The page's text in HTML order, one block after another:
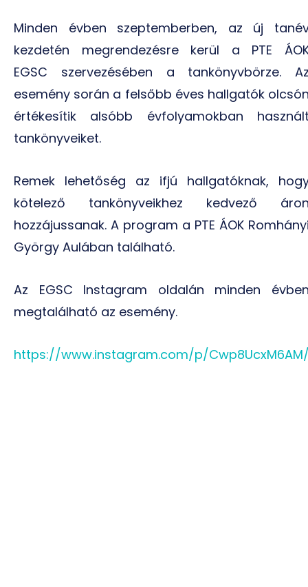
Minden évben szeptemberben, az új
kezdetén megrendezésre kerül a PTE
EGSC szervezésében a tankönyvbörze.
esemény során a felsőbb éves hallgatók
értékesítik alsóbb évfolyamokban
tankönyveiket.
Remek lehetőség az ifjú hallgatóknak,
kötelező tankönyveikhez kedvező
hozzájussanak. A program a PTE ÁOK
György Aulában található.
Az EGSC Instagram oldalán minden
megtalálható az esemény.
https://www.instagram.com/p/